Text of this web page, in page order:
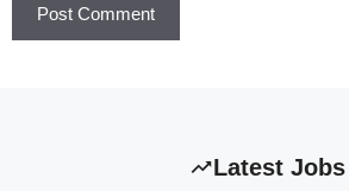
Latest Jobs